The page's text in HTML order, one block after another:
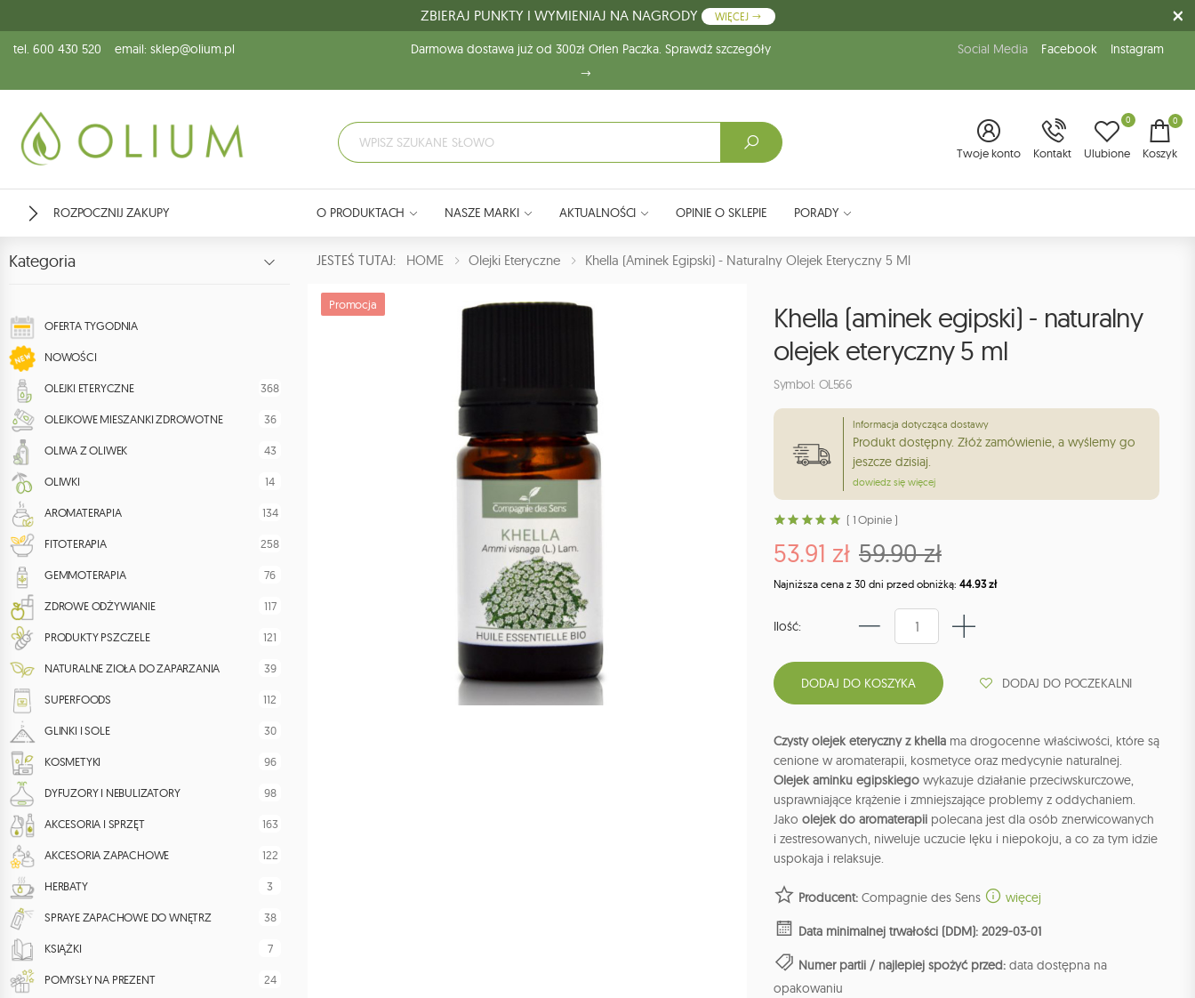
ZBIERAJ PUNKTY I WYMIENIAJ NA NAGRODY WIĘCEJ
tel. 600 430 520 email: sklep@olium.pl Darmowa dostawa już od 300zł Orlen Paczka. Sprawdź szczegóły Social Media Facebook Instagram
Twoje konto Kontakt Ulubione
0 0
Koszyk
ROZPOCZNIJ ZAKUPY O PRODUKTACH NASZE MARKI AKTUALNOŚCI OPINIE O SKLEPIE PORADY
Kategoria
OFERTA TYGODNIA
NOWOŚCI
OLEJKI ETERYCZNE 368
OLEJKOWE MIESZANKI ZDROWOTNE 36
OLIWA Z OLIWEK 43
OLIWKI 14
AROMATERAPIA 134
FITOTERAPIA 258
GEMMOTERAPIA 76
ZDROWE ODŻYWIANIE 117
PRODUKTY PSZCZELE 121
NATURALNE ZIOŁA DO ZAPARZANIA 39
SUPERFOODS 112
GLINKI I SOLE 30
KOSMETYKI 96
DYFUZORY I NEBULIZATORY 98
AKCESORIA I SPRZĘT 163
AKCESORIA ZAPACHOWE 122
HERBATY 3
SPRAYE ZAPACHOWE DO WNĘTRZ 38
KSIĄŻKI 7
POMYSŁY NA PREZENT 24
JESTEŚ TUTAJ: HOME Olejki Eteryczne Khella (aminek Egipski) - Naturalny Olejek Eteryczny 5 Ml
Promocja
Khella (aminek egipski) - naturalny
olejek eteryczny 5 ml
Symbol: OL566
Informacja dotycząca dostawy
Produkt dostępny. Złóż zamówienie, a wyślemy go
jeszcze dzisiaj.
dowiedz się więcej
( 1 Opinie )
53.91 zł 59.90 zł
Najniższa cena z 30 dni przed obniżką: 44.93 zł
Ilość:
DODAJ DO POCZEKALNI
Czysty olejek eteryczny z khella ma drogocenne właściwości, które są
cenione w aromaterapii, kosmetyce oraz medycynie naturalnej.
Olejek aminku egipskiego wykazuje działanie przeciwskurczowe,
usprawniające krążenie i zmniejszające problemy z oddychaniem.
Jako olejek do aromaterapii polecana jest dla osób znerwicowanych
i zestresowanych, niweluje uczucie lęku i niepokoju, a co za tym idzie
uspokaja i relaksuje.
Producent: Compagnie des Sens więcej
Data minimalnej trwałości (DDM): 2029-03-01
Numer partii / najlepiej spożyć przed: data dostępna na
opakowaniu